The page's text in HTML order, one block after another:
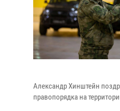
Александр Хинштейн
правопорядка на